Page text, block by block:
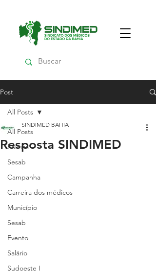
Post
All Posts
Política
Sesab
Campanha
Carreira dos médicos
Município
Sesab
Evento
Salário
Sudoeste I
All Posts
Resposta SINDIMED
SINDIMED BAHIA